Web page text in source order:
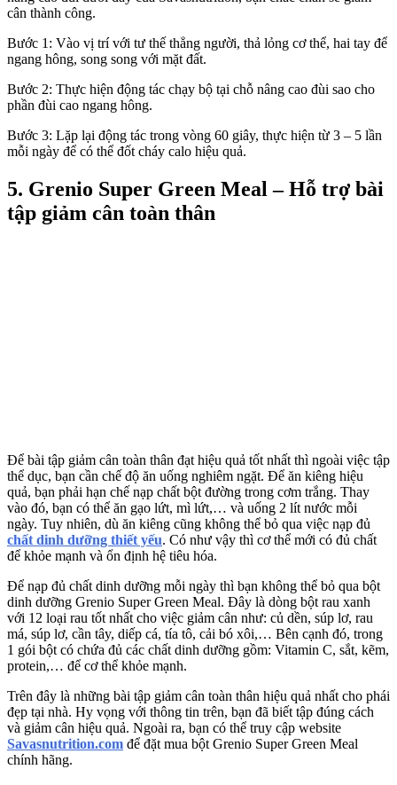
cân thành công.
Bước 1: Vào vị trí với tư thế thẳng người, thả lỏng cơ thể, hai tay để
ngang hông, song song với mặt đất.
Bước 2: Thực hiện động tác chạy bộ tại chỗ nâng cao đùi sao cho
phần đùi cao ngang hông.
Bước 3: Lặp lại động tác trong vòng 60 giây, thực hiện từ 3 – 5 lần
mỗi ngày để có thể đốt cháy calo hiệu quả.
5. Grenio Super Green Meal – Hỗ trợ bài
tập giảm cân toàn thân
Để bài tập giảm cân toàn thân đạt hiệu quả tốt nhất thì ngoài việc tập
thể dục, bạn cần chế độ ăn uống nghiêm ngặt. Để ăn kiêng hiệu
quả, bạn phải hạn chế nạp chất bột đường trong cơm trắng. Thay
vào đó, bạn có thể ăn gạo lứt, mì lứt,… và uống 2 lít nước mỗi
ngày. Tuy nhiên, dù ăn kiêng cũng không thể bỏ qua việc nạp đủ
chất dinh dưỡng thiết yếu. Có như vậy thì cơ thể mới có đủ chất
để khỏe mạnh và ổn định hệ tiêu hóa.
Để nạp đủ chất dinh dưỡng mỗi ngày thì bạn không thể bỏ qua bột
dinh dưỡng Grenio Super Green Meal. Đây là dòng bột rau xanh
với 12 loại rau tốt nhất cho việc giảm cân như: củ dền, súp lơ, rau
má, súp lơ, cần tây, diếp cá, tía tô, cải bó xôi,… Bên cạnh đó, trong
1 gói bột có chứa đủ các chất dinh dưỡng gồm: Vitamin C, sắt, kẽm,
protein,… để cơ thể khỏe mạnh.
Trên đây là những bài tập giảm cân toàn thân hiệu quả nhất cho phái
đẹp tại nhà. Hy vọng với thông tin trên, bạn đã biết tập đúng cách
và giảm cân hiệu quả. Ngoài ra, bạn có thể truy cập website
Savasnutrition.com để đặt mua bột Grenio Super Green Meal
chính hãng.